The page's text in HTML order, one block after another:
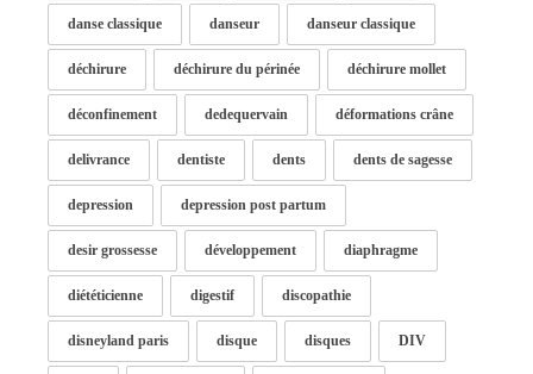
danse classique danseur danseur classique
déchirure déchirure du périnée déchirure mollet
déconfinement dedequervain déformations crâne
delivrance dentiste dents dents de sagesse
depression depression post partum
desir grossesse développement diaphragme
diététicienne digestif discopathie
disneyland paris disque disques DIV